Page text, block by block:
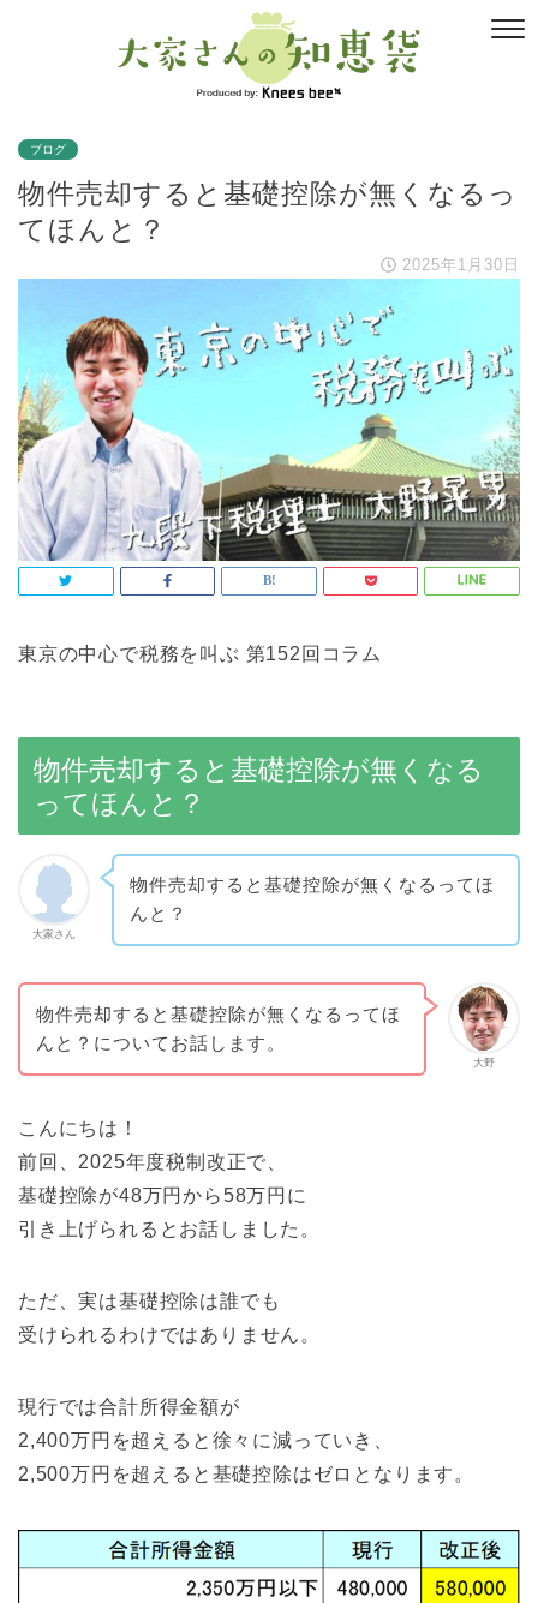
ブログ
物件売却すると基礎控除が無くなるっ
てほんと？
2025年1月30日
東京の中心で税務を叫ぶ 第152回コラム
物件売却すると基礎控除が無くなる
ってほんと？
大家さん
物件売却すると基礎控除が無くなるってほ
んと？
大野
物件売却すると基礎控除が無くなるってほ
んと？についてお話します。
こんにちは！
前回、2025年度税制改正で、
基礎控除が48万円から58万円に
引き上げられるとお話しました。
ただ、実は基礎控除は誰でも
受けられるわけではありません。
現行では合計所得金額が
2,400万円を超えると徐々に減っていき、
2,500万円を超えると基礎控除はゼロとなります。